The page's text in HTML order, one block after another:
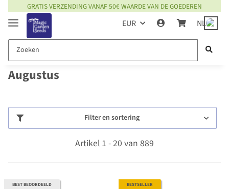
GRATIS VERZENDING VANAF 50€ WAARDE VAN DE GOEDEREN
EUR NL
Augustus
Filter en sortering
Artikel 1 - 20 van 889
BEST BEOORDEELD BESTSELLER